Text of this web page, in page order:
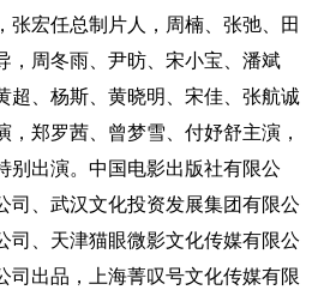
张宏任总制片人，周楠、张弛、田
，周冬雨、尹昉、宋小宝、潘斌
超、杨斯、黄晓明、宋佳、张航诚
，郑罗茜、曾梦雪、付妤舒主演，
别出演。中国电影出版社有限公
司、武汉文化投资发展集团有限公
司、天津猫眼微影文化传媒有限公
司出品，上海菁叹号文化传媒有限